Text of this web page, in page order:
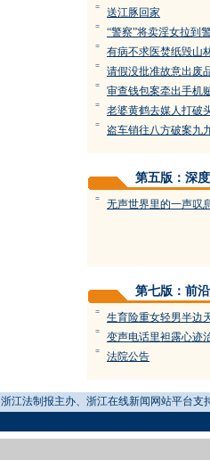
= 送江豚回家
= “警察”将卖淫女拉到
= 有病不求医焚纸毁山
= 请假没批准故意出废
= 审查钱包案牵出手机
= 老婆黄鹤去媒人打破
= 盗车销往八方破案九
第五版：深度
= 无声世界里的一声叹
第七版：前沿
= 生育险重女轻男半边
= 变声电话里袒露心迹
= 法院公告
浙江法制报主办、浙江在线新闻网站平台